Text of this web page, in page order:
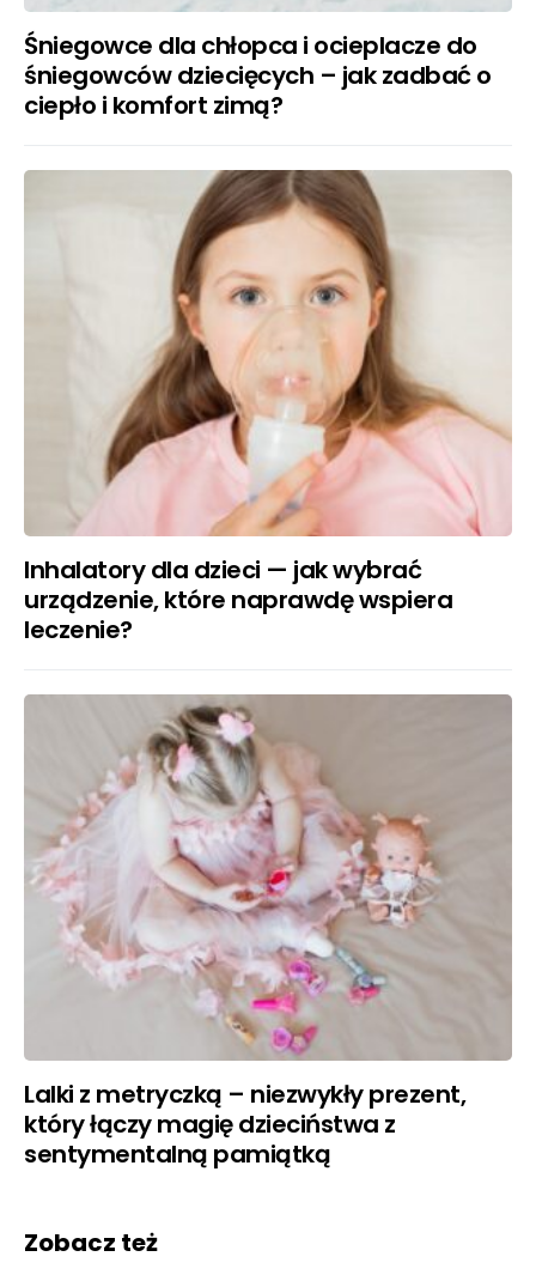
Śniegowce dla chłopca i ocieplacze do
śniegowców dziecięcych – jak zadbać o
ciepło i komfort zimą?
Inhalatory dla dzieci — jak wybrać
urządzenie, które naprawdę wspiera
leczenie?
Lalki z metryczką – niezwykły prezent,
który łączy magię dzieciństwa z
sentymentalną pamiątką
Zobacz też